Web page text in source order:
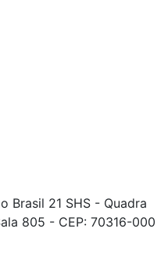
Brasil 21 SHS - Quadra
805 - CEP: 70316-000